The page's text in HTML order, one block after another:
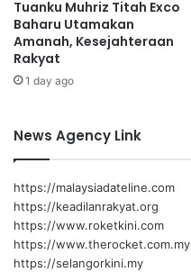
e
k
o
n
o
n
e
a
d
i
S
e
M
e
n
a
n
t
i
Tuanku Muhriz Titah Exco
Baharu Utamakan
Amanah, Kesejahteraan
Rakyat
1 day ago
News Agency Link
https://malaysiadateline.com
https://keadilanrakyat.org
https://www.roketkini.com
https://www.therocket.com.my
https://selangorkini.my